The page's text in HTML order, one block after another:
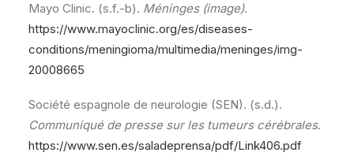
Mayo Clinic. (s.f.-b). Méninges (image).
https://www.mayoclinic.org/es/diseases-
conditions/meningioma/multimedia/meninges/img-
20008665
Société espagnole de neurologie (SEN). (s.d.).
Communiqué de presse sur les tumeurs cérébrales.
https://www.sen.es/saladeprensa/pdf/Link406.pdf